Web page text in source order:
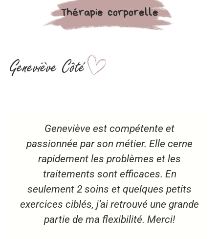
Thérapie corporelle
Geneviève Côté
Geneviève est compétente et
passionnée par son métier. Elle cerne
rapidement les problèmes et les
traitements sont efficaces. En
seulement 2 soins et quelques petits
exercices ciblés, j’ai retrouvé une grande
partie de ma flexibilité. Merci!